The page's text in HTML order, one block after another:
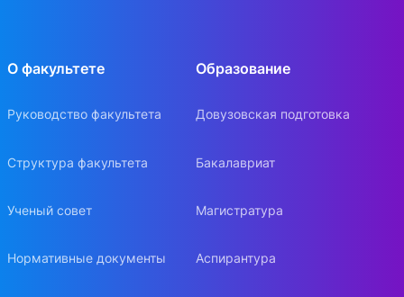
О факультете
Руководство факультета
Структура факультета
Ученый совет
Нормативные документы
Образование
Довузовская подготовка
Бакалавриат
Магистратура
Аспирантура